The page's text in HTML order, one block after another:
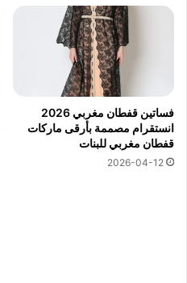
فساتين قفطان مغربي 2026
انستقرام مصممة بأرقى ماركات
قفطان مغربي للبنات
2026-04-12